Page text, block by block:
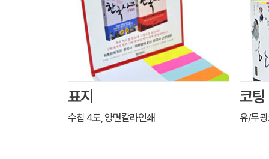
표지
수첩 4도, 양면칼라인쇄
코팅
유/무